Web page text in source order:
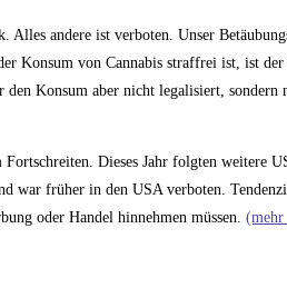
andere ist verboten. Unser
Konsum von Cannabis straffrei ist, ist der
den Konsum aber nicht legalisiert,
Dieses Jahr folgten weitere
früher in den USA verboten.
oder Handel hinnehmen müssen.